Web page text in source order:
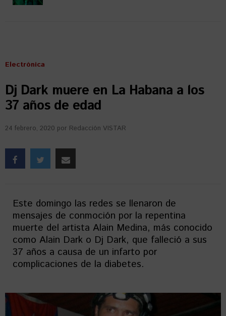
Electrónica
Dj Dark muere en La Habana a los
37 años de edad
24 febrero, 2020 por Redacción VISTAR
Este domingo las redes se llenaron de
mensajes de conmoción por la repentina
muerte del artista Alain Medina, más conocido
como Alain Dark o Dj Dark, que falleció a sus
37 años a causa de un infarto por
complicaciones de la diabetes.